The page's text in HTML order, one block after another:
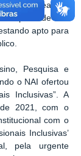
áreas do
as
apto para
Pesquisa e
o NAI ofertou
Inclusivas”. A
2021, com o
com o
Inclusivas’
pela urgente